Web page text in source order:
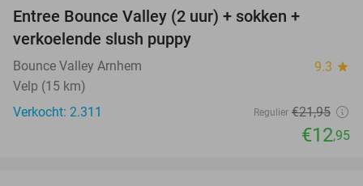
Entree Bounce Valley (2 uur) + sokken +
verkoelende slush puppy
Bounce Valley Arnhem 9.3 star
Velp (15 km)
Verkocht: 2.311
Regulier €21,95
€12,95